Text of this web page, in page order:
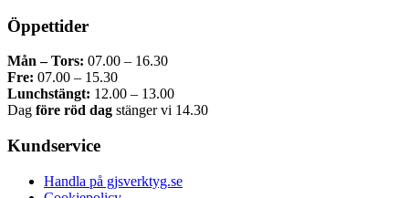
Öppettider
Mån – Tors: 07.00 – 16.30
Fre: 07.00 – 15.30
Lunchstängt: 12.00 – 13.00
Dag före röd dag stänger vi 14.30
Kundservice
Handla på gjsverktyg.se